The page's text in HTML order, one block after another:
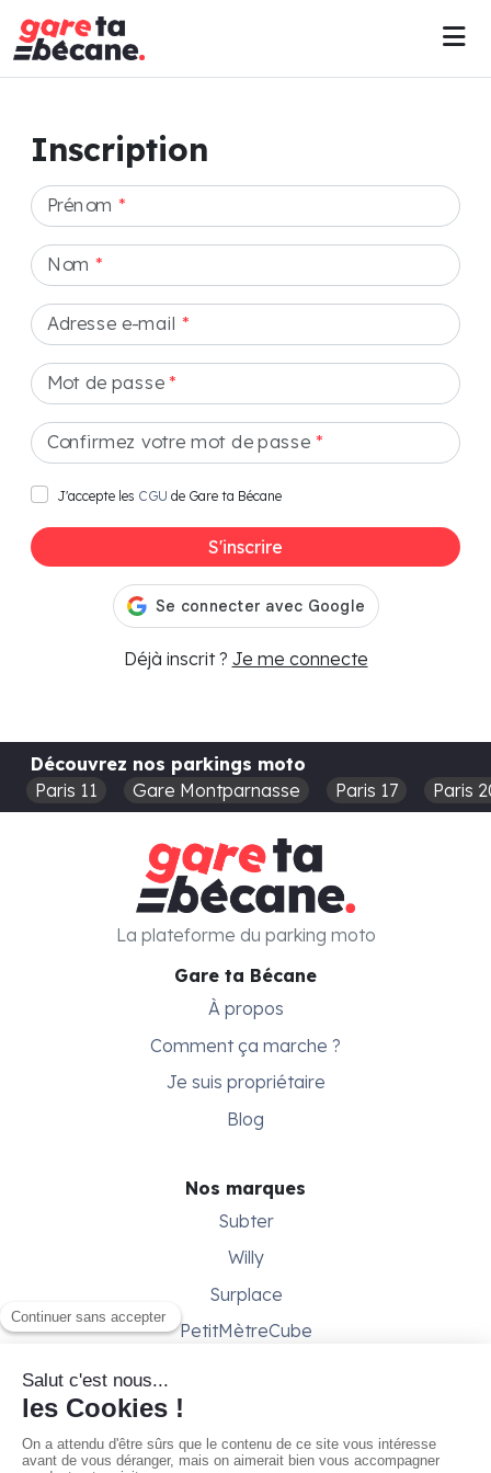
Inscription
Prénom *
Nom *
Adresse e-mail *
Mot de passe*
Confirmez votre mot de passe *
J'accepte les CGU de Gare ta Bécane
S'inscrire
Déjà inscrit ? Je me connecte
Découvrez nos parkings moto
Paris 11
Gare Montparnasse Paris 17 Paris
Gare ta Bécane
À propos
Comment ça marche ?
Je suis propriétaire
Blog
Nos marques
Subter
Willy
Surplace
PetitMètreCube
Besoin d'aide ?
La plateforme du parking moto